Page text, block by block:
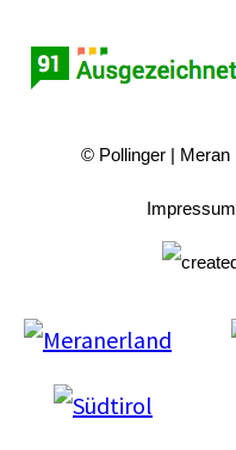
© Pollinger Meran
Impressum